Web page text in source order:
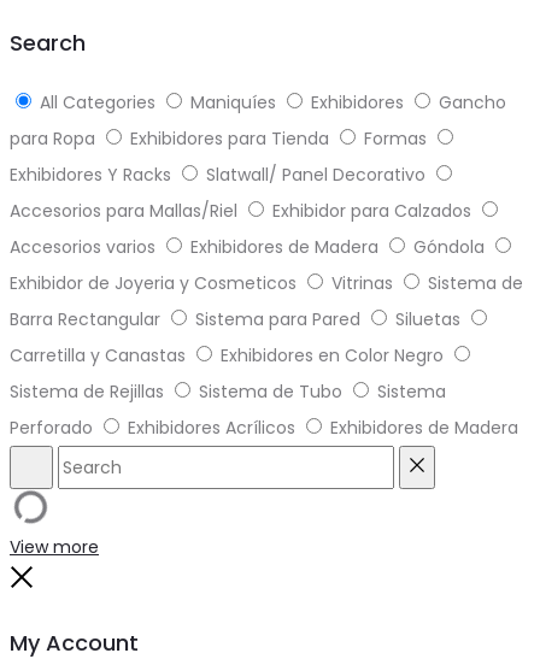
Search
All Categories Maniquíes Exhibidores
Gancho
para Ropa
Exhibidores para Tienda
Formas
Exhibidores Y Racks
Slatwall/ Panel Decorativo
Accesorios para Mallas/Riel
Exhibidor para Calzados
Accesorios varios
Exhibidores de Madera
Góndola
Exhibidor de Joyeria y Cosmeticos
Vitrinas
Sistema de
Barra Rectangular
Sistema para Pared
Siluetas
Carretilla y Canastas
Exhibidores en Color Negro
Sistema de Rejillas
Sistema de Tubo
Sistema
Perforado
Exhibidores Acrílicos Exhibidores de Madera
Search
View more
My Account